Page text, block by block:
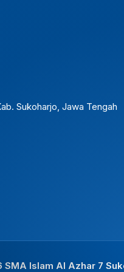
Sukoharjo, Jawa Tengah
SMA Islam Al Azhar 7